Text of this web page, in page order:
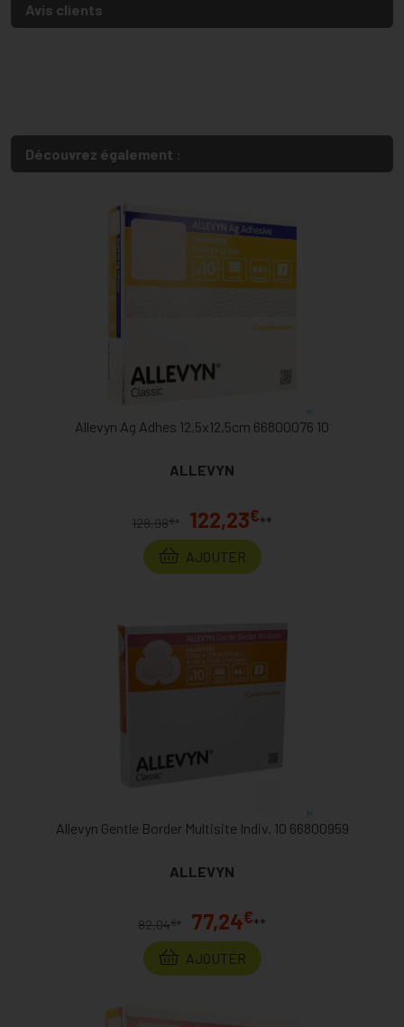
Avis clients
Découvrez également :
Allevyn Ag Adhes 12,5x12,5cm 66800076 10
ALLEVYN
128,98€* 122,23€**
AJOUTER
Allevyn Gentle Border Multisite Indiv. 10 66800959
ALLEVYN
82,04€* 77,24€**
AJOUTER